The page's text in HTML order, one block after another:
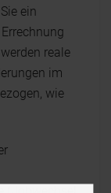
ein
reale
im
wie